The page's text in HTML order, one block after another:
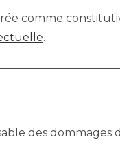
comme
.
des dommages